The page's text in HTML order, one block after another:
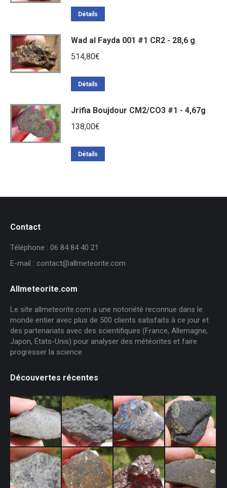
Détails
Wad al Fayda 001 #1 CR2 - 28,6 g
514,80€
Détails
Jrifia Boujdour CM2/CO3 #1 - 4,67g
138,00€
Détails
Contact
Téléphone : 06 84 84 40 21
E-mail : contact@allmeteorite.com
Allmeteorite.com
Le site allmeteorite.com a une notoriété reconnue dans le
monde entier avec plus de 500 clients satisfaits à ce jour et
des partenariats avec des scientifiques (France, Allemagne,
Japon, États-Unis) pour analyser des météorites et faire
progresser la science.
Découvertes récentes